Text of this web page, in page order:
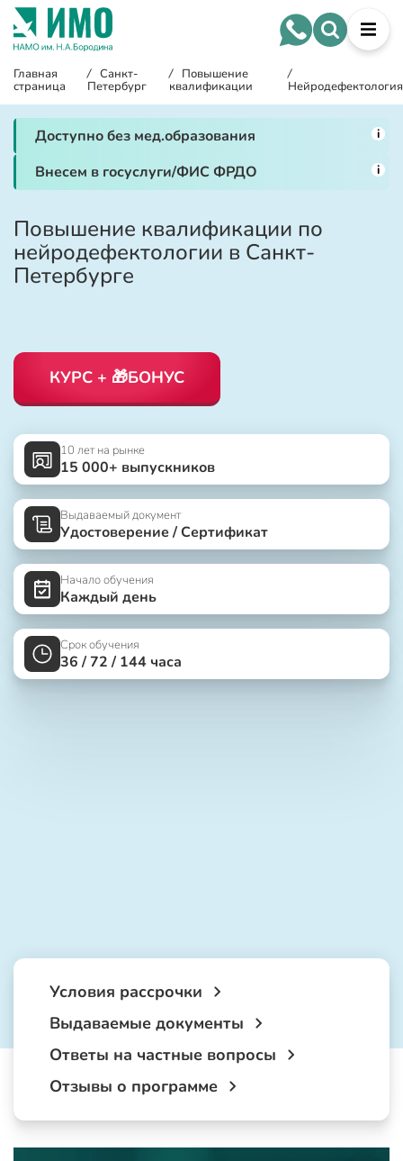
Главная
страница
/ Санкт-
Петербург
/ Повышение
квалификации
/
Нейродефектология
Доступно без мед.образования i
Внесем в госуслуги/ФИС ФРДО i
Повышение квалификации по
нейродефектологии в Санкт-
Петербурге
КУРС + 🎁БОНУС
10 лет на рынке
15 000+ выпускников
Выдаваемый документ
Удостоверение / Сертификат
Начало обучения
Каждый день
Срок обучения
36 / 72 / 144 часа
Условия рассрочки
Выдаваемые документы
Ответы на частные вопросы
Отзывы о программе